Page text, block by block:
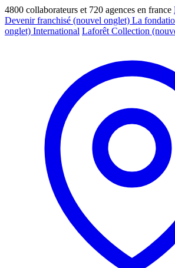
4800 collaborateurs et 720 agences en france
Devenir franchisé (nouvel onglet) La
onglet) International Laforêt Collection